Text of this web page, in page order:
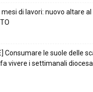
mesi di lavori: nuovo altare
Consumare le suole delle
vivere i settimanali